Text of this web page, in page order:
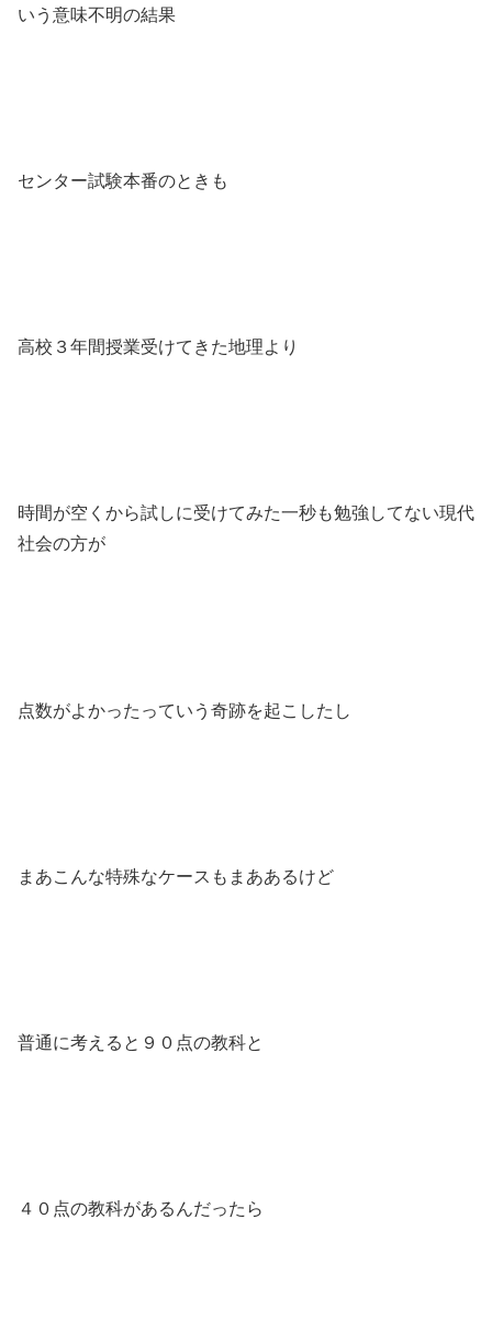
いう意味不明の結果
センター試験本番のときも
高校３年間授業受けてきた地理より
時間が空くから試しに受けてみた一秒も勉強してない現代
社会の方が
点数がよかったっていう奇跡を起こしたし
まあこんな特殊なケースもまああるけど
普通に考えると９０点の教科と
４０点の教科があるんだったら